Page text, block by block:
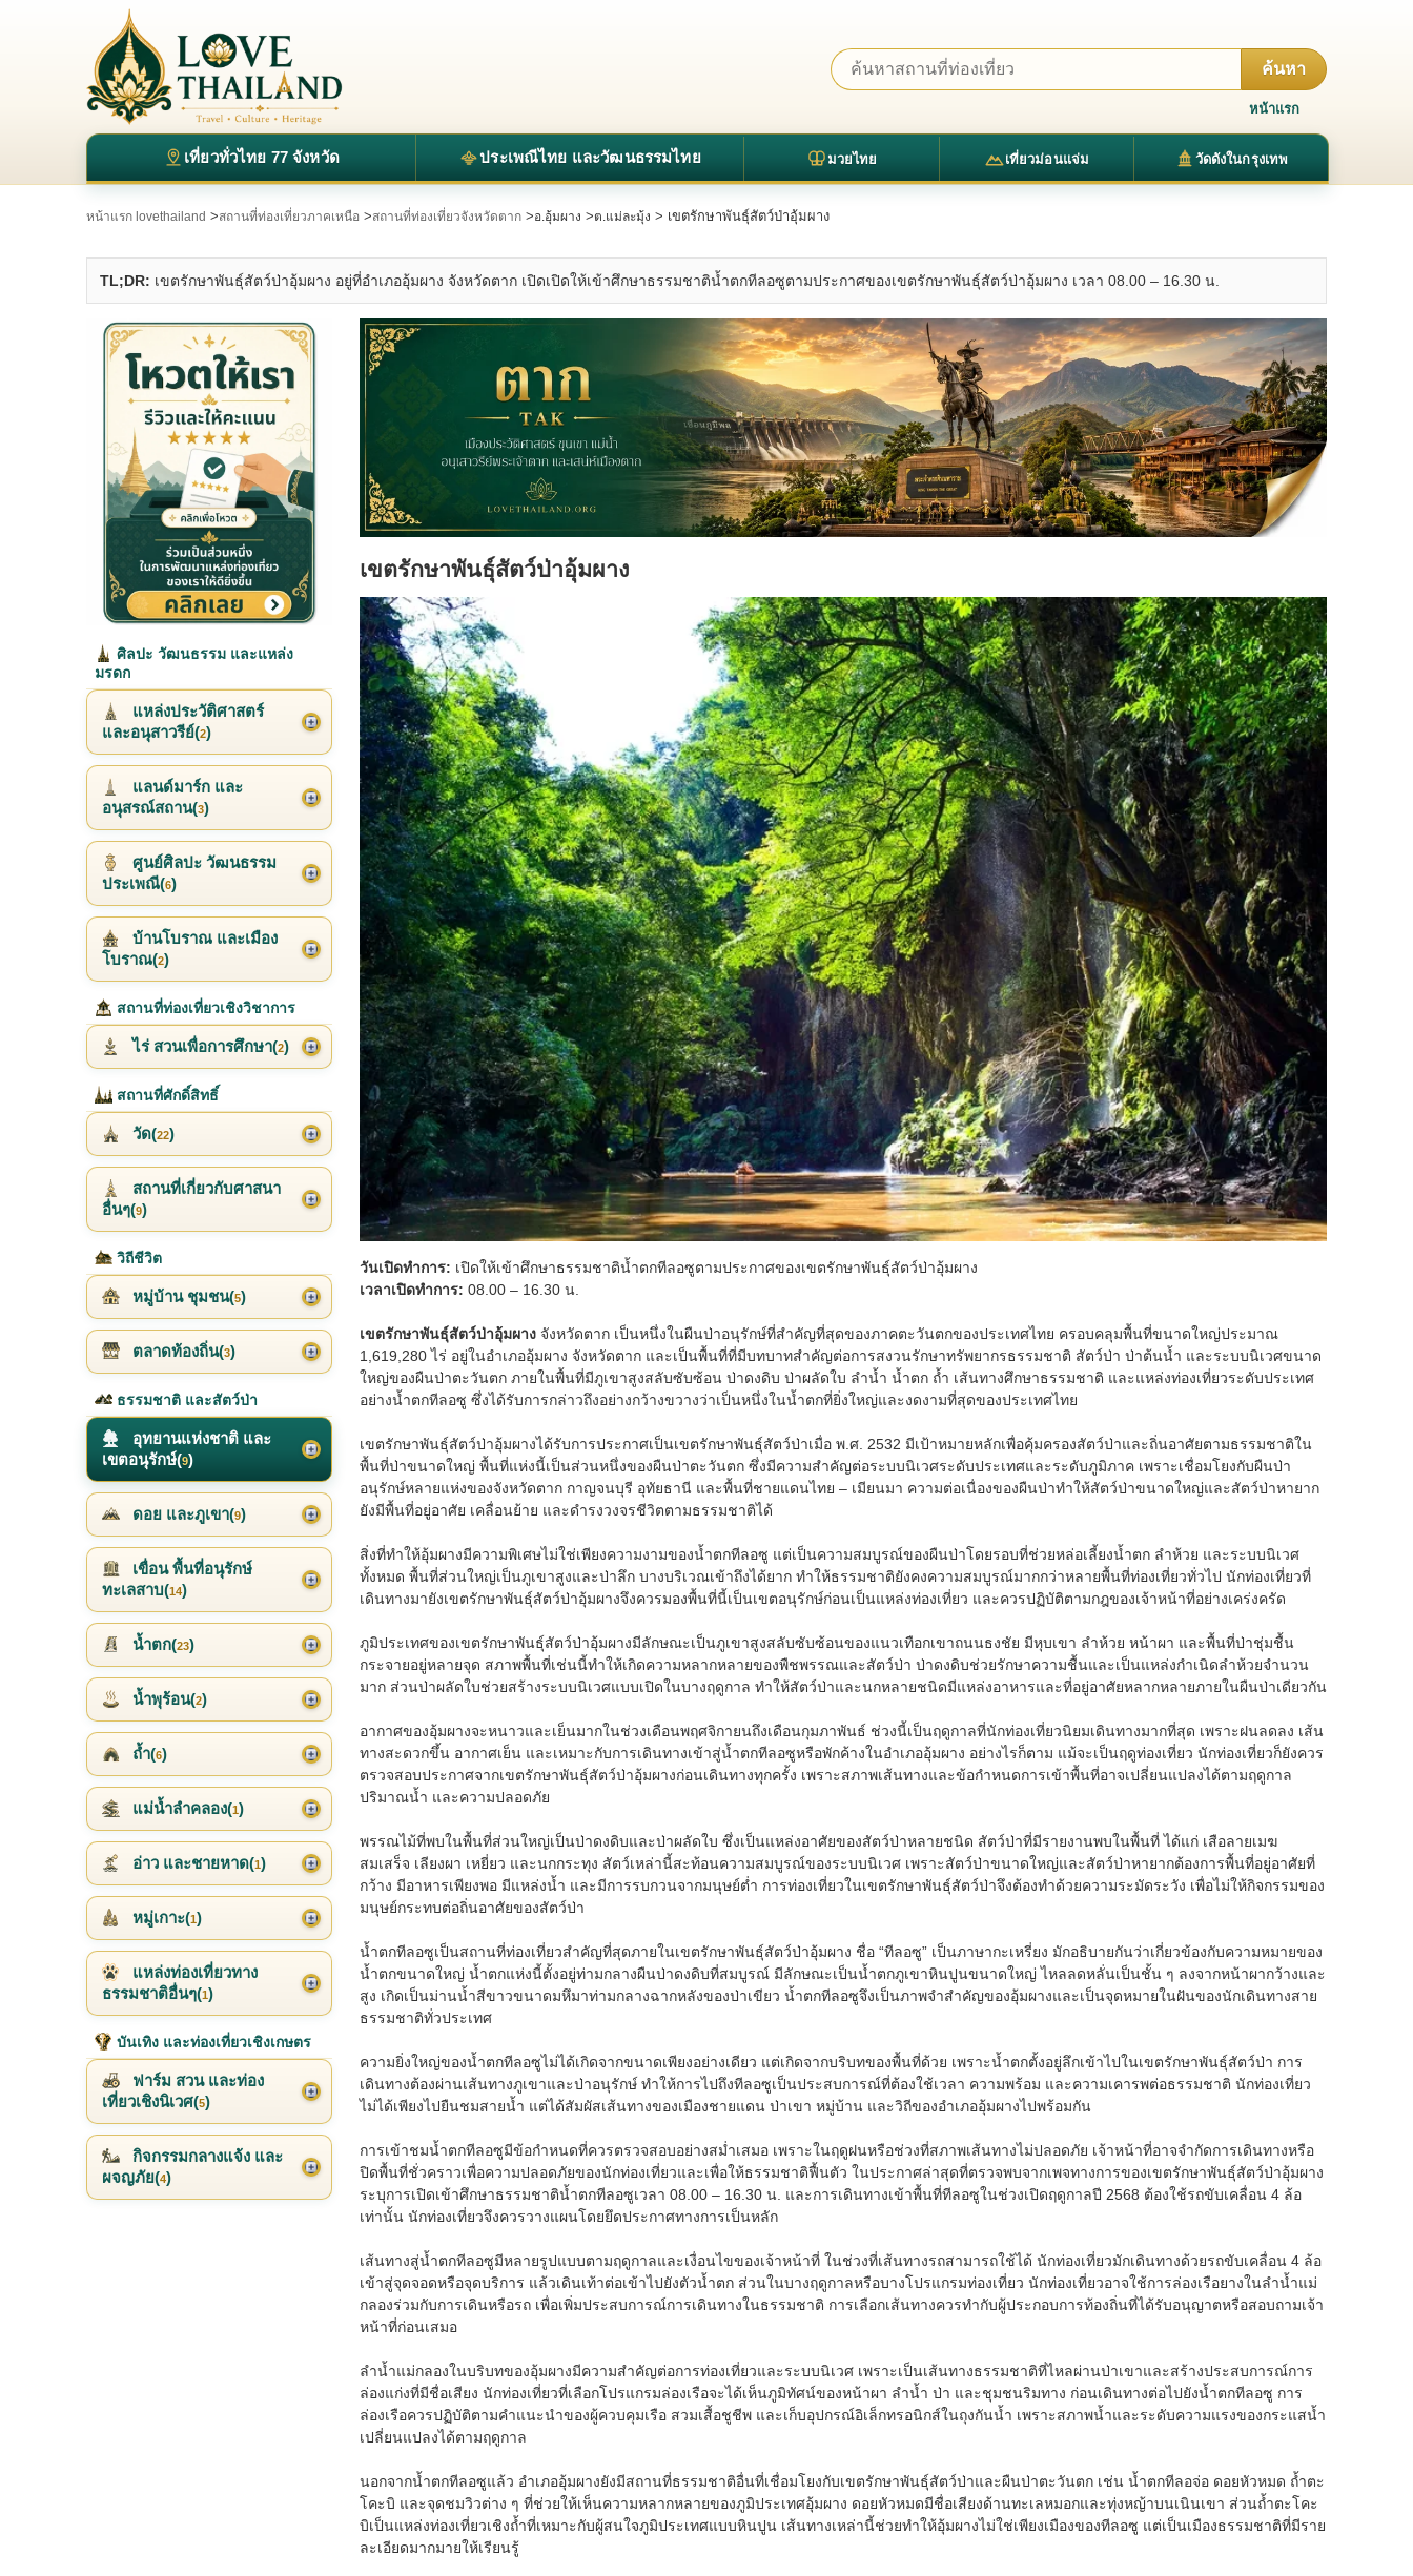
ค้นหา
หน้าแรก
เที่ยวทั่วไทย 77 จังหวัด ประเพณีไทย และวัฒนธรรมไทย มวยไทย เที่ยวม่อนแจ่ม วัดดังในกรุงเทพ
หน้าแรก lovethailand >สถานที่ท่องเที่ยวภาคเหนือ >สถานที่ท่องเที่ยวจังหวัดตาก >อ.อุ้มผาง >ต.แม่ละมุ้ง > เขตรักษาพันธุ์สัตว์ป่าอุ้มผาง
TL;DR: เขตรักษาพันธุ์สัตว์ป่าอุ้มผาง อยู่ที่อำเภออุ้มผาง จังหวัดตาก เปิดเปิดให้เข้าศึกษาธรรมชาติน้ำตกทีลอซูตามประกาศของเขตรักษาพันธุ์สัตว์ป่าอุ้มผาง เวลา 08.00 – 16.30 น.
เขตรักษาพันธุ์สัตว์ป่าอุ้มผาง
วันเปิดทำการ: เปิดให้เข้าศึกษาธรรมชาติน้ำตกทีลอซูตามประกาศของเขตรักษาพันธุ์สัตว์ป่าอุ้มผาง
เวลาเปิดทำการ: 08.00 – 16.30 น.
เขตรักษาพันธุ์สัตว์ป่าอุ้มผางจังหวัดตาก เป็นหนึ่งในผืนป่าอนุรักษ์ที่สำคัญที่สุดของภาคตะวันตกของประเทศไทย ครอบคลุมพื้นที่ขนาดใหญ่ประมาณ
1,619,280 ไร่ อยู่ในอำเภออุ้มผาง จังหวัดตาก และเป็นพื้นที่ที่มีบทบาทสำคัญต่อการสงวนรักษาทรัพยากรธรรมชาติ สัตว์ป่า ป่าต้นน้ำ และระบบนิเวศขนาด
ใหญ่ของผืนป่าตะวันตก ภายในพื้นที่มีภูเขาสูงสลับซับซ้อน ป่าดงดิบ ป่าผลัดใบ ลำน้ำ น้ำตก ถ้ำ เส้นทางศึกษาธรรมชาติ และแหล่งท่องเที่ยวระดับประเทศ
อย่างน้ำตกทีลอซู ซึ่งได้รับการกล่าวถึงอย่างกว้างขวางว่าเป็นหนึ่งในน้ำตกที่ยิ่งใหญ่และงดงามที่สุดของประเทศไทย
เขตรักษาพันธุ์สัตว์ป่าอุ้มผางได้รับการประกาศเป็นเขตรักษาพันธุ์สัตว์ป่าเมื่อ พ.ศ. 2532 มีเป้าหมายหลักเพื่อคุ้มครองสัตว์ป่าและถิ่นอาศัยตามธรรมชาติใน
พื้นที่ป่าขนาดใหญ่ พื้นที่แห่งนี้เป็นส่วนหนึ่งของผืนป่าตะวันตก ซึ่งมีความสำคัญต่อระบบนิเวศระดับประเทศและระดับภูมิภาค เพราะเชื่อมโยงกับผืนป่า
อนุรักษ์หลายแห่งของจังหวัดตาก กาญจนบุรี อุทัยธานี และพื้นที่ชายแดนไทย – เมียนมา ความต่อเนื่องของผืนป่าทำให้สัตว์ป่าขนาดใหญ่และสัตว์ป่าหายาก
ยังมีพื้นที่อยู่อาศัย เคลื่อนย้าย และดำรงวงจรชีวิตตามธรรมชาติได้
สิ่งที่ทำให้อุ้มผางมีความพิเศษไม่ใช่เพียงความงามของน้ำตกทีลอซู แต่เป็นความสมบูรณ์ของผืนป่าโดยรอบที่ช่วยหล่อเลี้ยงน้ำตก ลำห้วย และระบบนิเวศ
ทั้งหมด พื้นที่ส่วนใหญ่เป็นภูเขาสูงและป่าลึก บางบริเวณเข้าถึงได้ยาก ทำให้ธรรมชาติยังคงความสมบูรณ์มากกว่าหลายพื้นที่ท่องเที่ยวทั่วไป นักท่องเที่ยวที่
เดินทางมายังเขตรักษาพันธุ์สัตว์ป่าอุ้มผางจึงควรมองพื้นที่นี้เป็นเขตอนุรักษ์ก่อนเป็นแหล่งท่องเที่ยว และควรปฏิบัติตามกฎของเจ้าหน้าที่อย่างเคร่งครัด
ภูมิประเทศของเขตรักษาพันธุ์สัตว์ป่าอุ้มผางมีลักษณะเป็นภูเขาสูงสลับซับซ้อนของแนวเทือกเขาถนนธงชัย มีหุบเขา ลำห้วย หน้าผา และพื้นที่ป่าชุ่มชื้น
กระจายอยู่หลายจุด สภาพพื้นที่เช่นนี้ทำให้เกิดความหลากหลายของพืชพรรณและสัตว์ป่า ป่าดงดิบช่วยรักษาความชื้นและเป็นแหล่งกำเนิดลำห้วยจำนวน
มาก ส่วนป่าผลัดใบช่วยสร้างระบบนิเวศแบบเปิดในบางฤดูกาล ทำให้สัตว์ป่าและนกหลายชนิดมีแหล่งอาหารและที่อยู่อาศัยหลากหลายภายในผืนป่าเดียวกัน
อากาศของอุ้มผางจะหนาวและเย็นมากในช่วงเดือนพฤศจิกายนถึงเดือนกุมภาพันธ์ ช่วงนี้เป็นฤดูกาลที่นักท่องเที่ยวนิยมเดินทางมากที่สุด เพราะฝนลดลง เส้น
ทางสะดวกขึ้น อากาศเย็น และเหมาะกับการเดินทางเข้าสู่น้ำตกทีลอซูหรือพักค้างในอำเภออุ้มผาง อย่างไรก็ตาม แม้จะเป็นฤดูท่องเที่ยว นักท่องเที่ยวก็ยังควร
ตรวจสอบประกาศจากเขตรักษาพันธุ์สัตว์ป่าอุ้มผางก่อนเดินทางทุกครั้ง เพราะสภาพเส้นทางและข้อกำหนดการเข้าพื้นที่อาจเปลี่ยนแปลงได้ตามฤดูกาล
ปริมาณน้ำ และความปลอดภัย
พรรณไม้ที่พบในพื้นที่ส่วนใหญ่เป็นป่าดงดิบและป่าผลัดใบ ซึ่งเป็นแหล่งอาศัยของสัตว์ป่าหลายชนิด สัตว์ป่าที่มีรายงานพบในพื้นที่ ได้แก่ เสือลายเมฆ
สมเสร็จ เลียงผา เหยี่ยว และนกกระทุง สัตว์เหล่านี้สะท้อนความสมบูรณ์ของระบบนิเวศ เพราะสัตว์ป่าขนาดใหญ่และสัตว์ป่าหายากต้องการพื้นที่อยู่อาศัยที่
กว้าง มีอาหารเพียงพอ มีแหล่งน้ำ และมีการรบกวนจากมนุษย์ต่ำ การท่องเที่ยวในเขตรักษาพันธุ์สัตว์ป่าจึงต้องทำด้วยความระมัดระวัง เพื่อไม่ให้กิจกรรมของ
มนุษย์กระทบต่อถิ่นอาศัยของสัตว์ป่า
น้ำตกทีลอซูเป็นสถานที่ท่องเที่ยวสำคัญที่สุดภายในเขตรักษาพันธุ์สัตว์ป่าอุ้มผาง ชื่อ “ทีลอซู” เป็นภาษากะเหรี่ยง มักอธิบายกันว่าเกี่ยวข้องกับความหมายของ
น้ำตกขนาดใหญ่ น้ำตกแห่งนี้ตั้งอยู่ท่ามกลางผืนป่าดงดิบที่สมบูรณ์ มีลักษณะเป็นน้ำตกภูเขาหินปูนขนาดใหญ่ ไหลลดหลั่นเป็นชั้น ๆ ลงจากหน้าผากว้างและ
สูง เกิดเป็นม่านน้ำสีขาวขนาดมหึมาท่ามกลางฉากหลังของป่าเขียว น้ำตกทีลอซูจึงเป็นภาพจำสำคัญของอุ้มผางและเป็นจุดหมายในฝันของนักเดินทางสาย
ธรรมชาติทั่วประเทศ
ความยิ่งใหญ่ของน้ำตกทีลอซูไม่ได้เกิดจากขนาดเพียงอย่างเดียว แต่เกิดจากบริบทของพื้นที่ด้วย เพราะน้ำตกตั้งอยู่ลึกเข้าไปในเขตรักษาพันธุ์สัตว์ป่า การ
เดินทางต้องผ่านเส้นทางภูเขาและป่าอนุรักษ์ ทำให้การไปถึงทีลอซูเป็นประสบการณ์ที่ต้องใช้เวลา ความพร้อม และความเคารพต่อธรรมชาติ นักท่องเที่ยว
ไม่ได้เพียงไปยืนชมสายน้ำ แต่ได้สัมผัสเส้นทางของเมืองชายแดน ป่าเขา หมู่บ้าน และวิถีของอำเภออุ้มผางไปพร้อมกัน
การเข้าชมน้ำตกทีลอซูมีข้อกำหนดที่ควรตรวจสอบอย่างสม่ำเสมอ เพราะในฤดูฝนหรือช่วงที่สภาพเส้นทางไม่ปลอดภัย เจ้าหน้าที่อาจจำกัดการเดินทางหรือ
ปิดพื้นที่ชั่วคราวเพื่อความปลอดภัยของนักท่องเที่ยวและเพื่อให้ธรรมชาติฟื้นตัว ในประกาศล่าสุดที่ตรวจพบจากเพจทางการของเขตรักษาพันธุ์สัตว์ป่าอุ้มผาง
ระบุการเปิดเข้าศึกษาธรรมชาติน้ำตกทีลอซูเวลา 08.00 – 16.30 น. และการเดินทางเข้าพื้นที่ทีลอซูในช่วงเปิดฤดูกาลปี 2568 ต้องใช้รถขับเคลื่อน 4 ล้อ
เท่านั้น นักท่องเที่ยวจึงควรวางแผนโดยยึดประกาศทางการเป็นหลัก
เส้นทางสู่น้ำตกทีลอซูมีหลายรูปแบบตามฤดูกาลและเงื่อนไขของเจ้าหน้าที่ ในช่วงที่เส้นทางรถสามารถใช้ได้ นักท่องเที่ยวมักเดินทางด้วยรถขับเคลื่อน 4 ล้อ
เข้าสู่จุดจอดหรือจุดบริการ แล้วเดินเท้าต่อเข้าไปยังตัวน้ำตก ส่วนในบางฤดูกาลหรือบางโปรแกรมท่องเที่ยว นักท่องเที่ยวอาจใช้การล่องเรือยางในลำน้ำแม่
กลองร่วมกับการเดินหรือรถ เพื่อเพิ่มประสบการณ์การเดินทางในธรรมชาติ การเลือกเส้นทางควรทำกับผู้ประกอบการท้องถิ่นที่ได้รับอนุญาตหรือสอบถามเจ้า
หน้าที่ก่อนเสมอ
ลำน้ำแม่กลองในบริบทของอุ้มผางมีความสำคัญต่อการท่องเที่ยวและระบบนิเวศ เพราะเป็นเส้นทางธรรมชาติที่ไหลผ่านป่าเขาและสร้างประสบการณ์การ
ล่องแก่งที่มีชื่อเสียง นักท่องเที่ยวที่เลือกโปรแกรมล่องเรือจะได้เห็นภูมิทัศน์ของหน้าผา ลำน้ำ ป่า และชุมชนริมทาง ก่อนเดินทางต่อไปยังน้ำตกทีลอซู การ
ล่องเรือควรปฏิบัติตามคำแนะนำของผู้ควบคุมเรือ สวมเสื้อชูชีพ และเก็บอุปกรณ์อิเล็กทรอนิกส์ในถุงกันน้ำ เพราะสภาพน้ำและระดับความแรงของกระแสน้ำ
เปลี่ยนแปลงได้ตามฤดูกาล
นอกจากน้ำตกทีลอซูแล้ว อำเภออุ้มผางยังมีสถานที่ธรรมชาติอื่นที่เชื่อมโยงกับเขตรักษาพันธุ์สัตว์ป่าและผืนป่าตะวันตก เช่น น้ำตกทีลอจ่อ ดอยหัวหมด ถ้ำตะ
โคะบิ และจุดชมวิวต่าง ๆ ที่ช่วยให้เห็นความหลากหลายของภูมิประเทศอุ้มผาง ดอยหัวหมดมีชื่อเสียงด้านทะเลหมอกและทุ่งหญ้าบนเนินเขา ส่วนถ้ำตะโคะ
บิเป็นแหล่งท่องเที่ยวเชิงถ้ำที่เหมาะกับผู้สนใจภูมิประเทศแบบหินปูน เส้นทางเหล่านี้ช่วยทำให้อุ้มผางไม่ใช่เพียงเมืองของทีลอซู แต่เป็นเมืองธรรมชาติที่มีราย
ละเอียดมากมายให้เรียนรู้
ศิลปะ วัฒนธรรม และแหล่ง
มรดก
แหล่งประวัติศาสตร์
และอนุสาวรีย์(2)
แลนด์มาร์ก และ
อนุสรณ์สถาน(3)
ศูนย์ศิลปะ วัฒนธรรม
ประเพณี(6)
บ้านโบราณ และเมือง
โบราณ(2)
สถานที่ท่องเที่ยวเชิงวิชาการ
ไร่ สวนเพื่อการศึกษา(2)
สถานที่ศักดิ์สิทธิ์
วัด(22)
สถานที่เกี่ยวกับศาสนา
อื่นๆ(9)
วิถีชีวิต
หมู่บ้าน ชุมชน(5)
ตลาดท้องถิ่น(3)
ธรรมชาติ และสัตว์ป่า
อุทยานแห่งชาติ และ
เขตอนุรักษ์(9)
ดอย และภูเขา(9)
เขื่อน พื้นที่อนุรักษ์
ทะเลสาบ(14)
น้ำตก(23)
น้ำพุร้อน(2)
ถ้ำ(6)
แม่น้ำลำคลอง(1)
อ่าว และชายหาด(1)
หมู่เกาะ(1)
แหล่งท่องเที่ยวทาง
ธรรมชาติอื่นๆ(1)
บันเทิง และท่องเที่ยวเชิงเกษตร
ฟาร์ม สวน และท่อง
เที่ยวเชิงนิเวศ(5)
กิจกรรมกลางแจ้ง และ
ผจญภัย(4)